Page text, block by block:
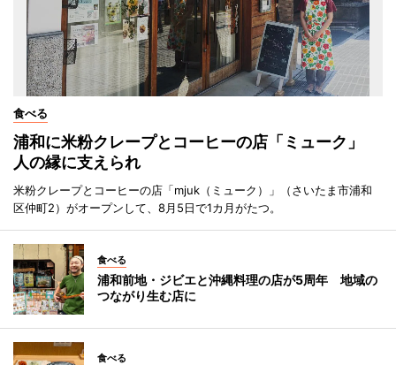
食べる
浦和に米粉クレープとコーヒーの店「ミューク」
人の縁に支えられ
米粉クレープとコーヒーの店「mjuk（ミューク）」（さいたま市浦和
区仲町2）がオープンして、8月5日で1カ月がたつ。
食べる
浦和前地・ジビエと沖縄料理の店が5周年 地域の
つながり生む店に
食べる